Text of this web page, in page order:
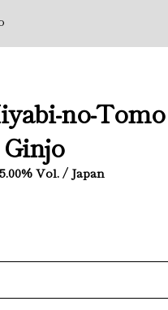
no-Tomo
Vol. / Japan